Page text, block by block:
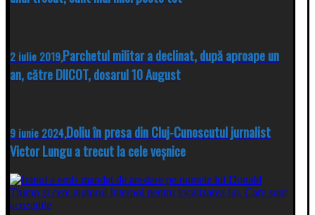
2 iulie 2019,Parchetul militar a declinat, după aproape un
an, către DIICOT, dosarul 10 August
9 iunie 2024,Doliu în presa din Cluj-Cunoscutul jurnalist
Victor Lungu a trecut la cele veșnice